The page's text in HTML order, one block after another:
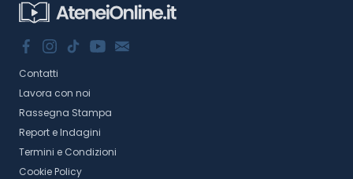
Contatti
Lavora con noi
Rassegna Stampa
Report e Indagini
Termini e Condizioni
Cookie Policy